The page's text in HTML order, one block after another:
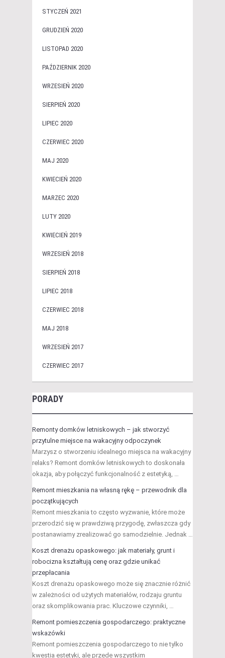
STYCZEŃ 2021
GRUDZIEŃ 2020
LISTOPAD 2020
PAŹDZIERNIK 2020
WRZESIEŃ 2020
SIERPIEŃ 2020
LIPIEC 2020
CZERWIEC 2020
MAJ 2020
KWIECIEŃ 2020
MARZEC 2020
LUTY 2020
KWIECIEŃ 2019
WRZESIEŃ 2018
SIERPIEŃ 2018
LIPIEC 2018
CZERWIEC 2018
MAJ 2018
WRZESIEŃ 2017
CZERWIEC 2017
PORADY
Remonty domków letniskowych – jak stworzyć
przytulne miejsce na wakacyjny odpoczynek
Marzysz o stworzeniu idealnego miejsca na wakacyjny
relaks? Remont domków letniskowych to doskonała
okazja, aby połączyć funkcjonalność z estetyką, …
Remont mieszkania na własną rękę – przewodnik dla
początkujących
Remont mieszkania to często wyzwanie, które może
przerodzić się w prawdziwą przygodę, zwłaszcza gdy
postanawiamy zrealizować go samodzielnie. Jednak …
Koszt drenażu opaskowego: jak materiały, grunt i
robocizna kształtują cenę oraz gdzie unikać
przepłacania
Koszt drenażu opaskowego może się znacznie różnić
w zależności od użytych materiałów, rodzaju gruntu
oraz skomplikowania prac. Kluczowe czynniki, …
Remont pomieszczenia gospodarczego: praktyczne
wskazówki
Remont pomieszczenia gospodarczego to nie tylko
kwestia estetyki, ale przede wszystkim